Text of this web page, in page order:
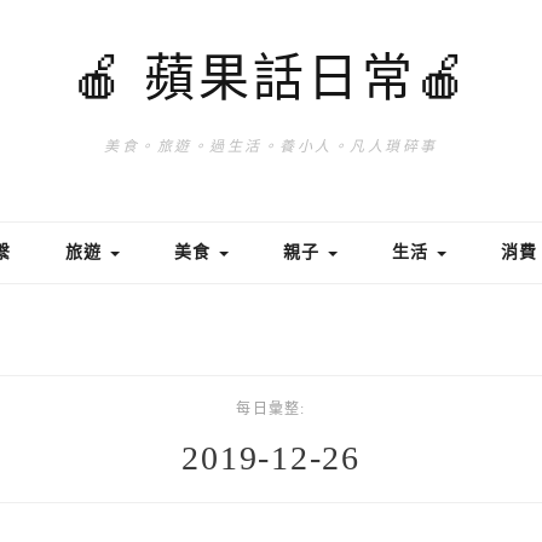
🍎 蘋果話日常🍎
美食。旅遊。過生活。養小人。凡人瑣碎事
旅遊 美食 親子 生活 消費
每日彙整:
2019-12-26